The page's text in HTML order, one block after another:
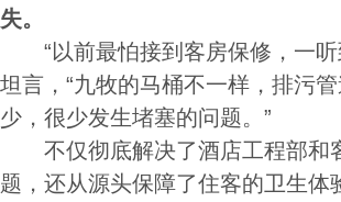
失。
“以前最怕接到客房保修，一听
坦言，“九牧的马桶不一样，排污
少，很少发生堵塞的问题。”
不仅彻底解决了酒店工程部和
题，还从源头保障了住客的卫生体